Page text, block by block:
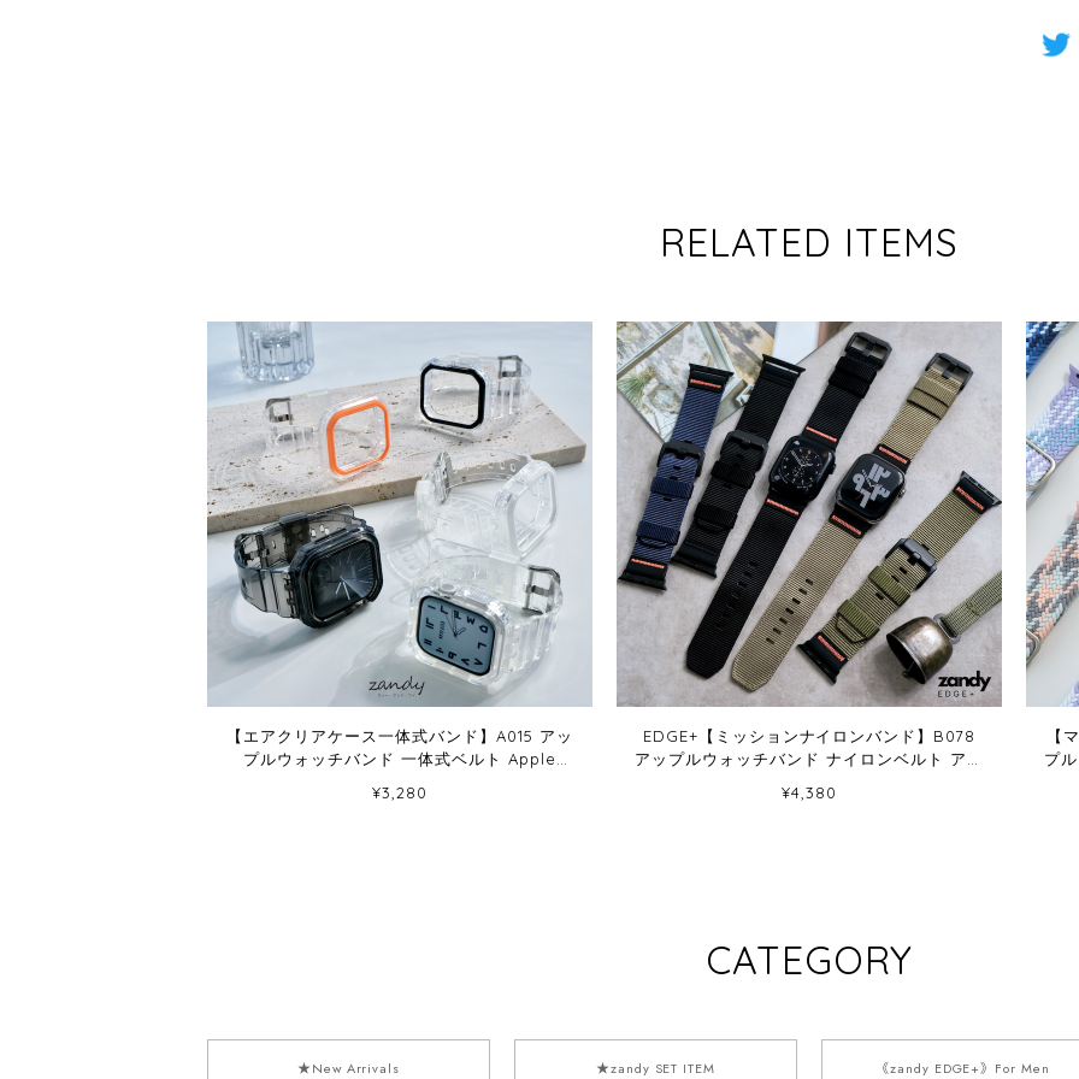
RELATED ITEMS
【エアクリアケース一体式バンド】A015 アッ
プルウォッチバンド 一体式ベルト Apple
¥3,280
EDGE+【ミッションナイロンバンド】B078
アップルウォッチバンド ナイロンベルト アウ
¥4,380
【
プ
CATEGORY
★New Arrivals ★zandy SET ITEM 《zandy EDGE+》For Men